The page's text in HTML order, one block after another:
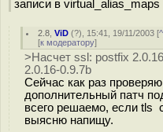
записи в virtual_alias_maps
2.8 ,ViD (?), 15:41, 19/11/2003 [^
[к модератору]
>Насчет ssl: postfix
2.0.16-0.9.7b
Сейчас как раз
дополнительный патч
всего решаемо, если tls
выясню напищу.